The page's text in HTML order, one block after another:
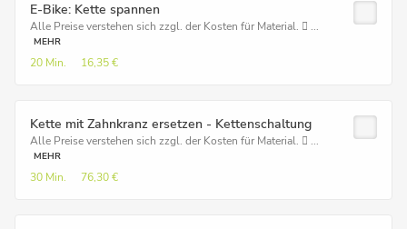
E-Bike: Kette spannen
Alle Preise verstehen sich zzgl. der Kosten für Material.  ...
MEHR
20 Min. 16,35 €
Kette mit Zahnkranz ersetzen - Kettenschaltung
Alle Preise verstehen sich zzgl. der Kosten für Material.  ...
MEHR
30 Min. 76,30 €